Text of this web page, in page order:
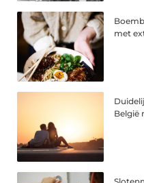
met
België